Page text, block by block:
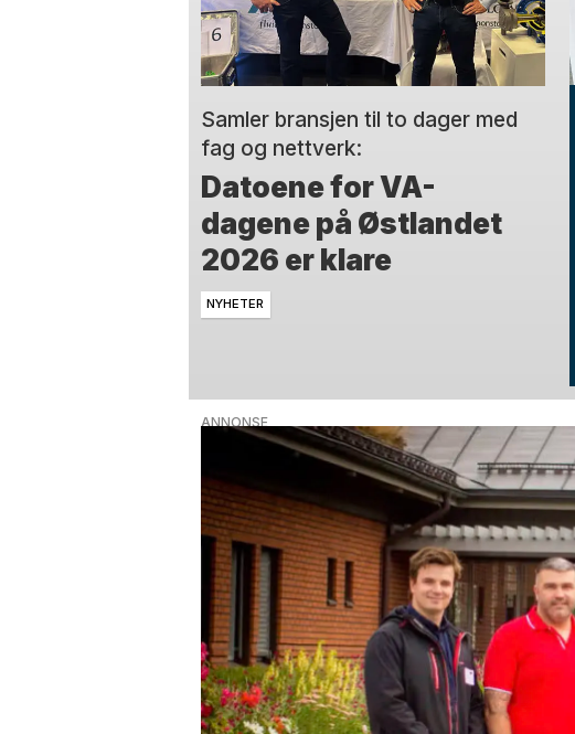
Samler bransjen til to dager med
fag og nettverk:
Datoene for VA-
dagene på Østlandet
2026 er klare
NYHETER
ANNONSE